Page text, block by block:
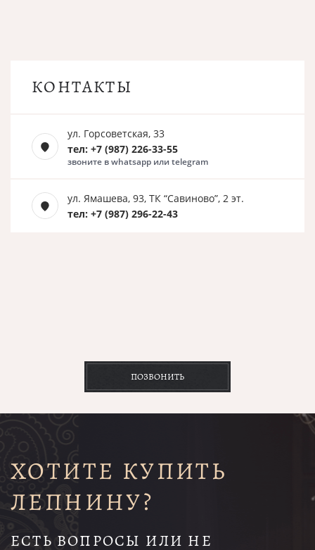
КОНТАКТЫ
ул. Горсоветская, 33
тел: +7 (987) 226-33-55
звоните в whatsapp или telegram
ул. Ямашева, 93, ТК “Савиново”, 2 эт.
тел: +7 (987) 296-22-43
ПОЗВОНИТЬ
ХОТИТЕ КУПИТЬ
ЛЕПНИНУ?
ЕСТЬ ВОПРОСЫ ИЛИ НЕ